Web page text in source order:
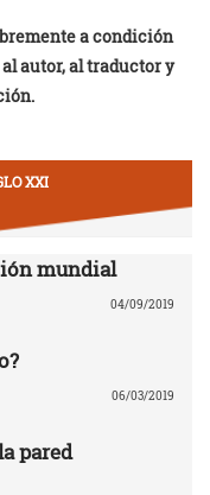
a condición
autor, al traductor y
XXI
mundial
04/09/2019
06/03/2019
pared